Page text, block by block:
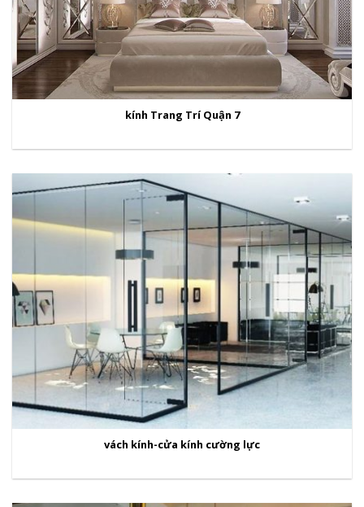
kính Trang Trí Quận 7
vách kính-cửa kính cường lực